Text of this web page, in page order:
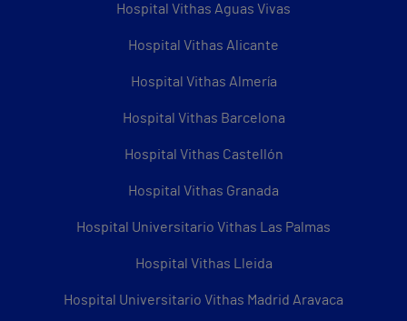
Hospital Vithas Aguas Vivas
Hospital Vithas Alicante
Hospital Vithas Almería
Hospital Vithas Barcelona
Hospital Vithas Castellón
Hospital Vithas Granada
Hospital Universitario Vithas Las Palmas
Hospital Vithas Lleida
Hospital Universitario Vithas Madrid Aravaca